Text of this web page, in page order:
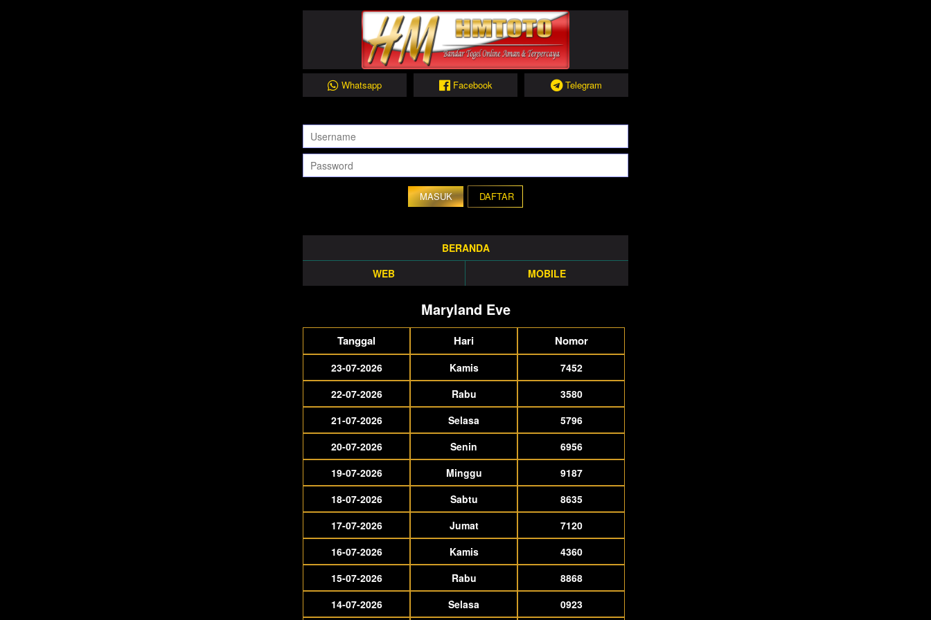
Whatsapp Facebook Telegram
DAFTAR
BERANDA
WEB
MOBILE
Maryland Eve
Tanggal Hari Nomor
23-07-2026 Kamis
7452
22-07-2026
Rabu
3580
21-07-2026
Selasa
5796
20-07-2026
Senin
6956
19-07-2026
Minggu
9187
18-07-2026
Sabtu
8635
17-07-2026
Jumat
7120
16-07-2026
Kamis
4360
15-07-2026
Rabu
8868
14-07-2026
Selasa 0923